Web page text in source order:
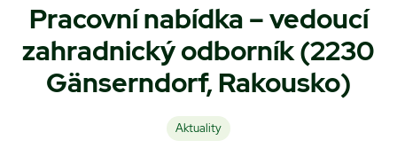
Pracovní nabídka – vedoucí
zahradnický odborník (2230
Gänserndorf, Rakousko)
Aktuality